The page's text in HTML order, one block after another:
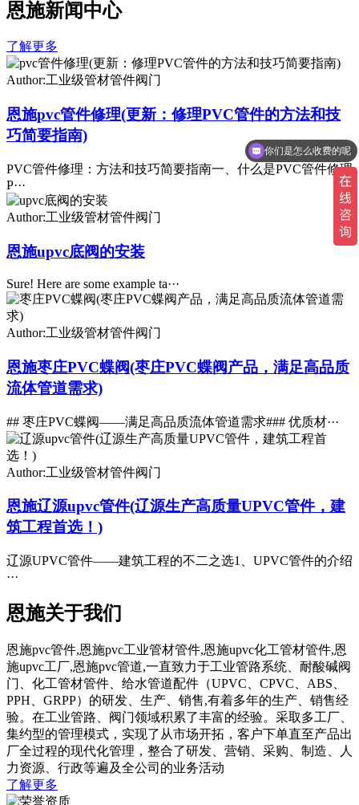
恩施新闻中心
了解更多
Author:工业级管材管件阀门
恩施pvc管件修理(更新：修理PVC管件的方法和技
巧简要指南)
PVC管件修理：方法和技巧简要指南一、什么是PVC管件修理
P···
Author:工业级管材管件阀门
恩施upvc底阀的安装
Sure! Here are some example ta···
Author:工业级管材管件阀门
恩施枣庄PVC蝶阀(枣庄PVC蝶阀产品，满足高品质
流体管道需求)
## 枣庄PVC蝶阀——满足高品质流体管道需求### 优质材···
Author:工业级管材管件阀门
恩施辽源upvc管件(辽源生产高质量UPVC管件，建
筑工程首选！)
辽源UPVC管件——建筑工程的不二之选1、UPVC管件的介绍
···
恩施关于我们
恩施pvc管件,恩施pvc工业管材管件,恩施upvc化工管材管件,恩
施upvc工厂,恩施pvc管道,一直致力于工业管路系统、耐酸碱阀
门、化工管材管件、给水管道配件（UPVC、CPVC、ABS、
PPH、GRPP）的研发、生产、销售,有着多年的生产、销售经
验。在工业管路、阀门领域积累了丰富的经验。采取多工厂、
集约型的管理模式，实现了从市场开拓，客户下单直至产品出
厂全过程的现代化管理，整合了研发、营销、采购、制造、人
力资源、行政等遍及全公司的业务活动
了解更多
你们是怎么收费的呢
现在有优惠活动吗